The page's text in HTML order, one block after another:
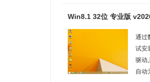
Win8.1 32位 专业版
通过
试安
驱动
自动